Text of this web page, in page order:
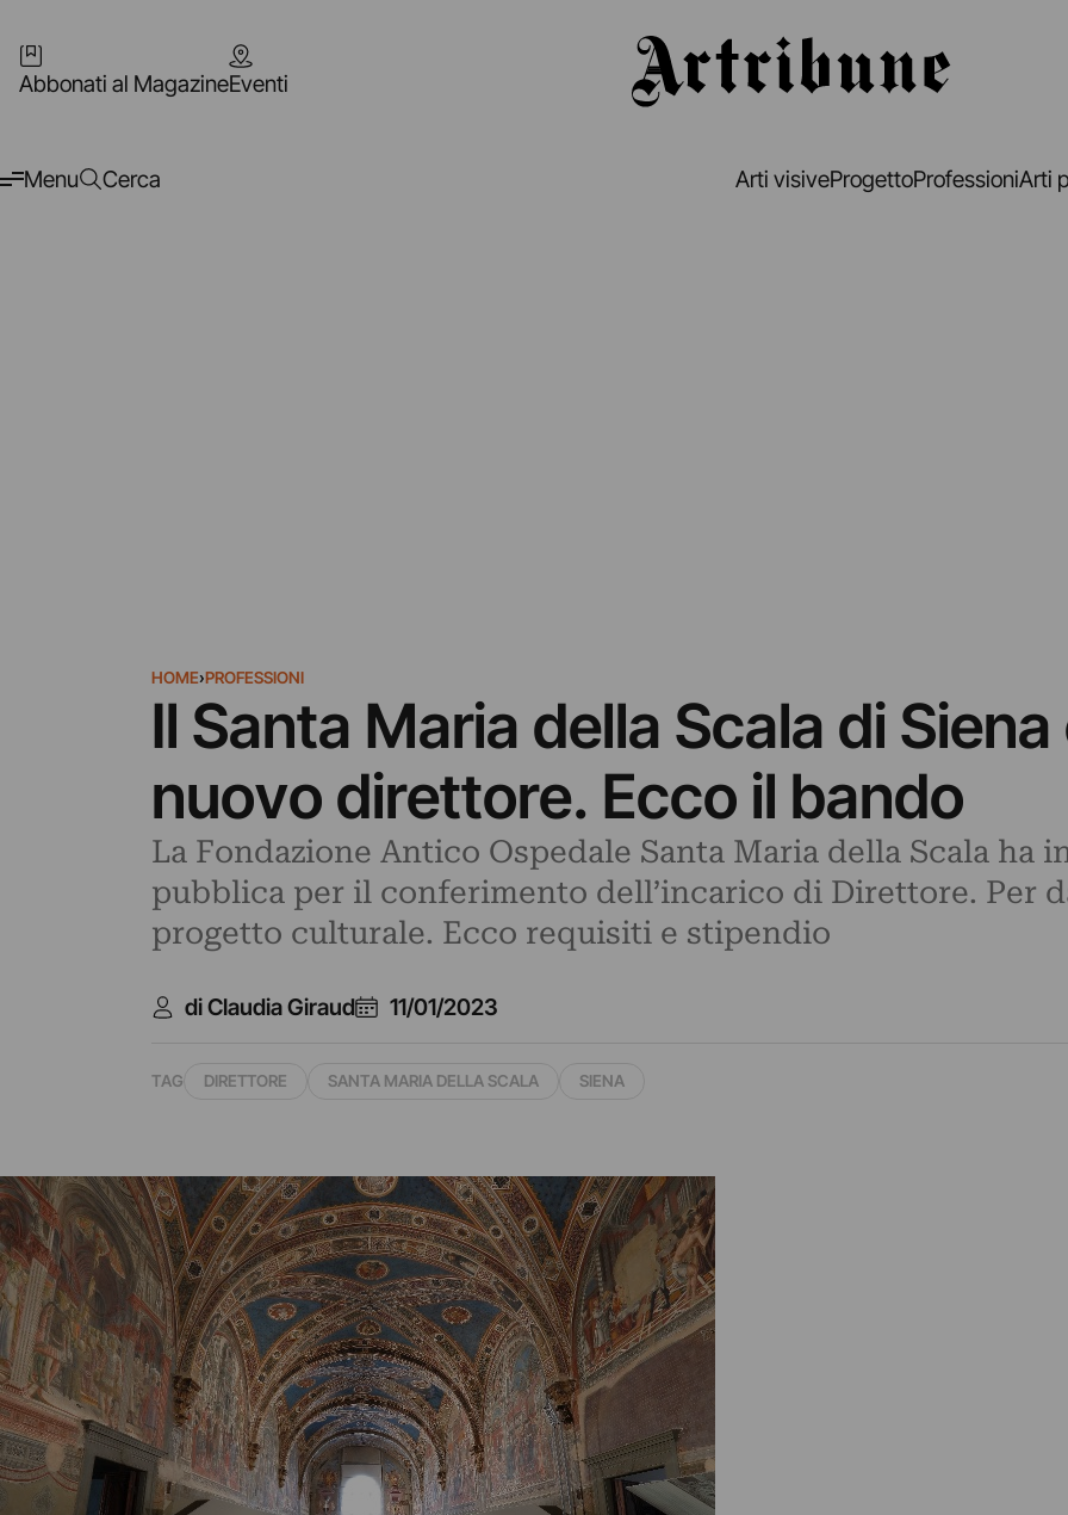
Abbonati al MagazineEventi
Menu Cerca Arti visiveProgettoProfessioniArti
HOME›PROFESSIONI
Il Santa Maria della Scala di
nuovo direttore. Ecco il bando
La Fondazione Antico Ospedale Santa Maria della Scala ha
pubblica per il conferimento dell’incarico di Direttore. Per
progetto culturale. Ecco requisiti e stipendio
di Claudia Giraud 11/01/2023
TAG DIRETTORE SANTA MARIA DELLA SCALA SIENA